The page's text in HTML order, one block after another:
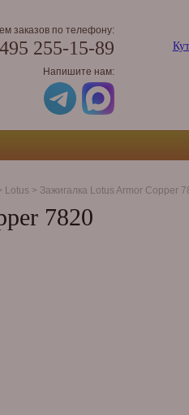
заказов по телефону:
255-15-89
Напишите нам:
Lotus > Зажигалка Lotus Armor Copper
7820